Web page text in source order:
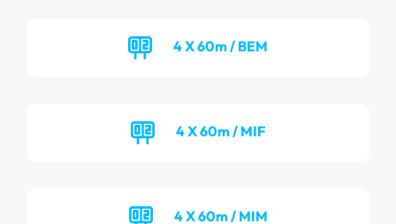
4 X 60m / BEM
4 X 60m / MIF
4 X 60m / MIM